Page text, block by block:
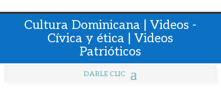
Cultura Dominicana | Videos -
Cívica y ética | Videos
Patrióticos